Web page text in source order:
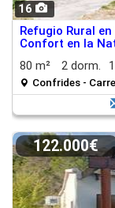
16
Refugio Rural
Confort en la
80 m²
2 dorm.
Confrides -
122.000€